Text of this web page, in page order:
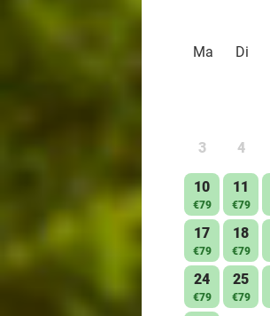
Ma
Di
3 4
10
€79
11
€79
17
€79
18
€79
24
€79
25
€79